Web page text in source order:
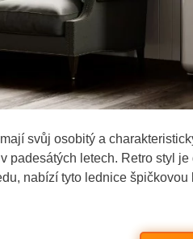
mají svůj osobitý a
padesátých letech. Retro styl
nabízí tyto lednice